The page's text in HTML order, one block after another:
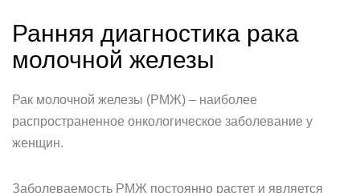
Ранняя диагностика рака
молочной железы
Рак молочной железы (РМЖ) – наиболее
распространенное онкологическое заболевание у
женщин.
Заболеваемость РМЖ постоянно растет и является